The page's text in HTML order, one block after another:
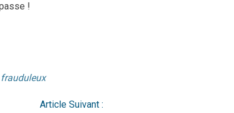
!
frauduleux
Article Suivant :